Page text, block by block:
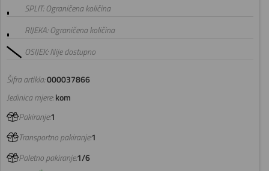
Šifra artikla:000037866
SPLIT: Ograničena količina
RIJEKA: Ograničena količina
OSIJEK: Nije dostupno
Jedinica mjere:kom
Pakiranje:1
Transportno pakiranje:1
Paletno pakiranje:1/6